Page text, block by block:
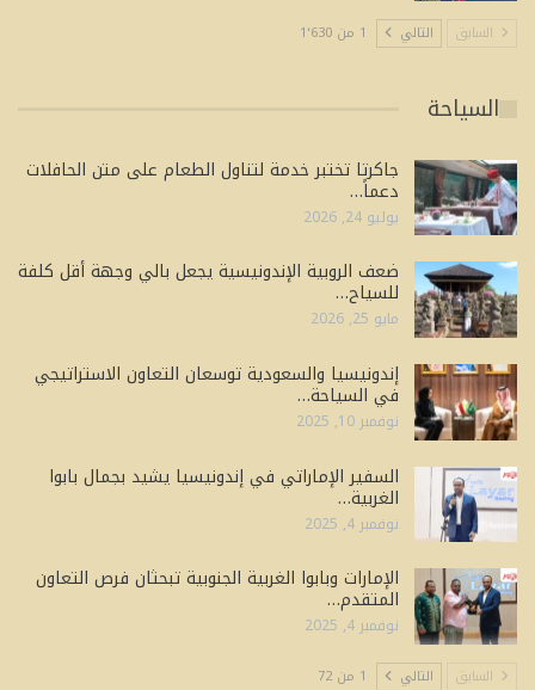
السابق التالي 1 من 1٬630
السياحة
جاكرتا تختبر خدمة لتناول الطعام على متن الحافلات
دعماً…
يوليو 24, 2026
ضعف الروبية الإندونيسية يجعل بالي وجهة أقل كلفة
للسياح…
مايو 25, 2026
إندونيسيا والسعودية توسعان التعاون الاستراتيجي
في السياحة…
نوفمبر 10, 2025
السفير الإماراتي في إندونيسيا يشيد بجمال بابوا
الغربية…
نوفمبر 4, 2025
الإمارات وبابوا الغربية الجنوبية تبحثان فرص التعاون
المتقدم…
نوفمبر 4, 2025
السابق التالي 1 من 72